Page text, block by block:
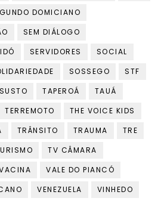
DOMICIANO
SEM DIÁLOGO
SERVIDORES
SOCIAL
SOSSEGO
STF
SUSTO TAPEROÁ
TAUÁ
TERREMOTO
THE VOICE KIDS
TRÂNSITO TRAUMA
TRE
TV CÂMARA
VALE DO PIANCÓ
VENEZUELA VINHEDO